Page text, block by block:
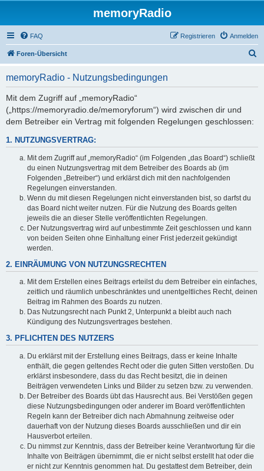
memoryRadio
FAQ Anmelden
Registrieren
Foren-Übersicht
memoryRadio - Nutzungsbedingungen
Mit dem Zugriff auf „memoryRadio“
(„https://memoryradio.de/memoryforum“) wird zwischen dir und
dem Betreiber ein Vertrag mit folgenden Regelungen geschlossen:
1. NUTZUNGSVERTRAG:
Mit dem Zugriff auf „memoryRadio“ (im Folgenden „das Board“) schließt
du einen Nutzungsvertrag mit dem Betreiber des Boards ab (im
Folgenden „Betreiber“) und erklärst dich mit den nachfolgenden
Regelungen einverstanden.
Wenn du mit diesen Regelungen nicht einverstanden bist, so darfst du
das Board nicht weiter nutzen. Für die Nutzung des Boards gelten
jeweils die an dieser Stelle veröffentlichten Regelungen.
Der Nutzungsvertrag wird auf unbestimmte Zeit geschlossen und kann
von beiden Seiten ohne Einhaltung einer Frist jederzeit gekündigt
werden.
2. EINRÄUMUNG VON NUTZUNGSRECHTEN
Mit dem Erstellen eines Beitrags erteilst du dem Betreiber ein einfaches,
zeitlich und räumlich unbeschränktes und unentgeltliches Recht, deinen
Beitrag im Rahmen des Boards zu nutzen.
Das Nutzungsrecht nach Punkt 2, Unterpunkt a bleibt auch nach
Kündigung des Nutzungsvertrages bestehen.
3. PFLICHTEN DES NUTZERS
Du erklärst mit der Erstellung eines Beitrags, dass er keine Inhalte
enthält, die gegen geltendes Recht oder die guten Sitten verstoßen. Du
erklärst insbesondere, dass du das Recht besitzt, die in deinen
Beiträgen verwendeten Links und Bilder zu setzen bzw. zu verwenden.
Der Betreiber des Boards übt das Hausrecht aus. Bei Verstößen gegen
diese Nutzungsbedingungen oder anderer im Board veröffentlichten
Regeln kann der Betreiber dich nach Abmahnung zeitweise oder
dauerhaft von der Nutzung dieses Boards ausschließen und dir ein
Hausverbot erteilen.
Du nimmst zur Kenntnis, dass der Betreiber keine Verantwortung für die
Inhalte von Beiträgen übernimmt, die er nicht selbst erstellt hat oder die
er nicht zur Kenntnis genommen hat. Du gestattest dem Betreiber, dein